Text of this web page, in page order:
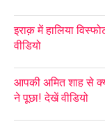
इराक़ में हालिया
वीडियो
आपकी अमित शाह से
ने पूछा! देखें वीडियो